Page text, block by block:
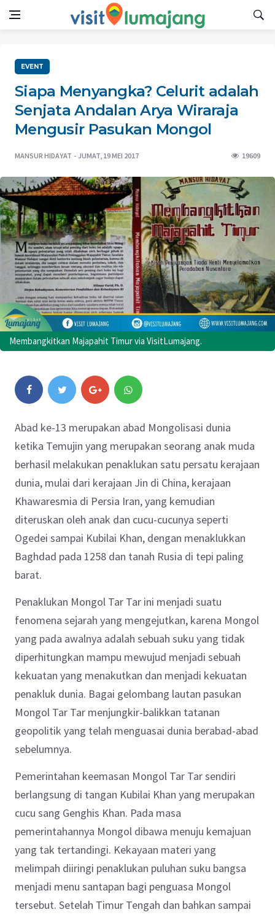
EVENT
Siapa Menyangka? Celurit adalah
Senjata Andalan Arya Wiraraja
Mengusir Pasukan Mongol
MANSUR HIDAYAT JUMAT, 19 MEI 2017 19609
Membangkitkan Majapahit Timur via VisitLumajang.
Abad ke-13 merupakan abad Mongolisasi dunia
ketika Temujin yang merupakan seorang anak muda
berhasil melakukan penaklukan satu persatu kerajaan
dunia, mulai dari kerajaan Jin di China, kerajaan
Khawaresmia di Persia Iran, yang kemudian
diteruskan oleh anak dan cucu-cucunya seperti
Ogedei sampai Kubilai Khan, dengan menaklukkan
Baghdad pada 1258 dan tanah Rusia di tepi paling
barat.
Penaklukan Mongol Tar Tar ini menjadi suatu
fenomena sejarah yang mengejutkan, karena Mongol
yang pada awalnya adalah sebuah suku yang tidak
diperhitungkan mampu mewujud menjadi sebuah
kekuatan yang menakutkan dan menjadi kekuatan
penakluk dunia. Bagai gelombang lautan pasukan
Mongol Tar Tar menjungkir-balikkan tatanan
geopolitik yang telah menguasai dunia berabad-abad
sebelumnya.
Pemerintahan keemasan Mongol Tar Tar sendiri
berlangsung di tangan Kubilai Khan yang merupakan
cucu sang Genghis Khan. Pada masa
pemerintahannya Mongol dibawa menuju kemajuan
yang tak tertandingi. Kekayaan materi yang
melimpah diiringi penaklukan puluhan suku bangsa
menjadi menu santapan bagi penguasa Mongol
tersebut. Setelah Timur Tengah dan bahkan sampai